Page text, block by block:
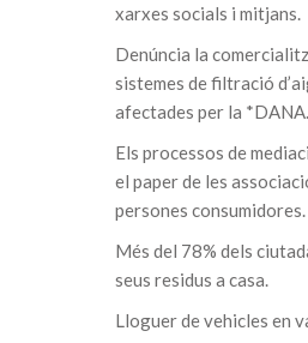
xarxes socials i mitjans.
Denúncia la
sistemes de filtració
afectades per la *DANA.
Els processos de
el paper de les
persones consumidores.
Més del 78% dels
seus residus a casa.
Lloguer de vehicles en